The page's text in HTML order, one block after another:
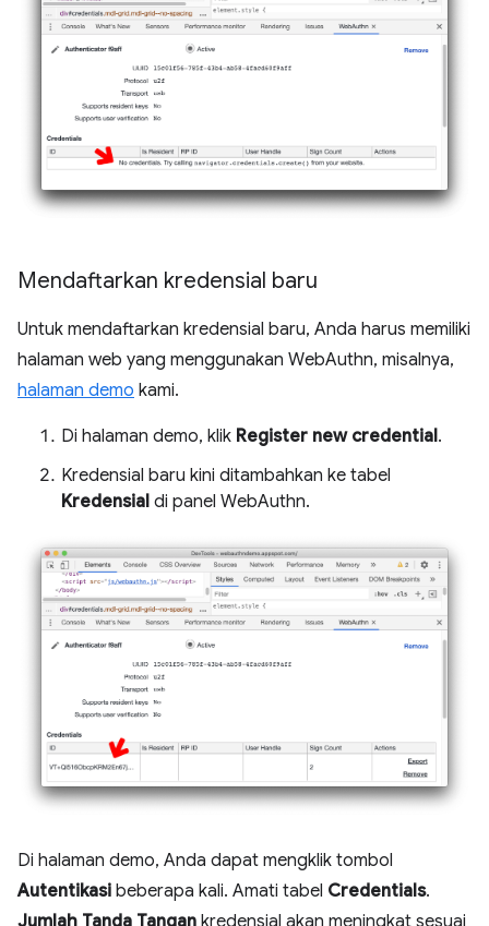
Mendaftarkan kredensial baru
Untuk mendaftarkan kredensial baru, Anda harus memiliki
halaman web yang menggunakan WebAuthn, misalnya,
halaman demo kami.
Di halaman demo, klik Register new credential.
Kredensial baru kini ditambahkan ke tabel
Kredensial di panel WebAuthn.
Di halaman demo, Anda dapat mengklik tombol
Autentikasi beberapa kali. Amati tabel Credentials.
Jumlah Tanda Tangan kredensial akan meningkat sesuai